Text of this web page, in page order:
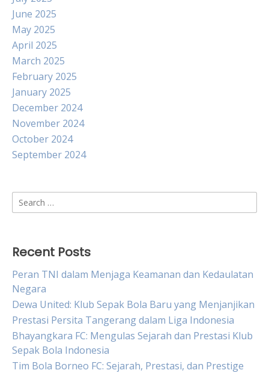
June 2025
May 2025
April 2025
March 2025
February 2025
January 2025
December 2024
November 2024
October 2024
September 2024
Search
for:
Recent Posts
Peran TNI dalam Menjaga Keamanan dan Kedaulatan
Negara
Dewa United: Klub Sepak Bola Baru yang Menjanjikan
Prestasi Persita Tangerang dalam Liga Indonesia
Bhayangkara FC: Mengulas Sejarah dan Prestasi Klub
Sepak Bola Indonesia
Tim Bola Borneo FC: Sejarah, Prestasi, dan Prestige